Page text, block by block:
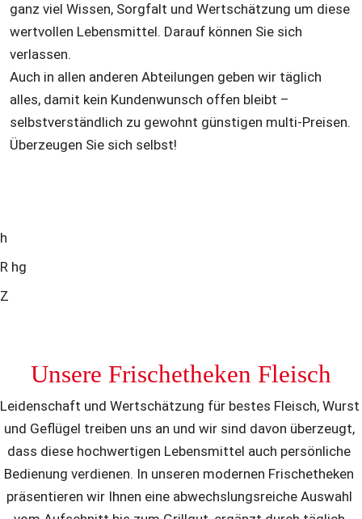
ganz viel Wissen, Sorgfalt und Wertschätzung um diese
wertvollen Lebensmittel. Darauf können Sie sich
verlassen.
Auch in allen anderen Abteilungen geben wir täglich
alles, damit kein Kundenwunsch offen bleibt –
selbstverständlich zu gewohnt günstigen multi-Preisen.
Überzeugen Sie sich selbst!
h
R hg
Z
Unsere Frischetheken Fleisch
Leidenschaft und Wertschätzung für bestes Fleisch, Wurst
und Geflügel treiben uns an und wir sind davon überzeugt,
dass diese hochwertigen Lebensmittel auch persönliche
Bedienung verdienen. In unseren modernen Frischetheken
präsentieren wir Ihnen eine abwechslungsreiche Auswahl